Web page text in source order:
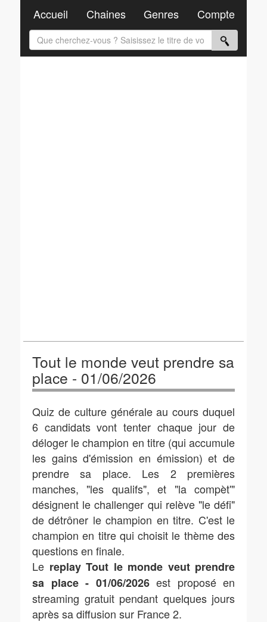
Tout le monde veut prendre sa
place - 01/06/2026
Quiz de culture générale au cours duquel
6 candidats vont tenter chaque jour de
déloger le champion en titre (qui accumule
les gains d'émission en émission) et de
prendre sa place. Les 2 premières
manches, "les qualifs", et "la compèt'"
désignent le challenger qui relève "le défi"
de détrôner le champion en titre. C'est le
champion en titre qui choisit le thème des
questions en finale.
Le replay Tout le monde veut prendre
sa place - 01/06/2026est proposé en
streaming gratuit pendant quelques jours
après sa diffusion sur France 2.
Accueil Chaines Genres Compte